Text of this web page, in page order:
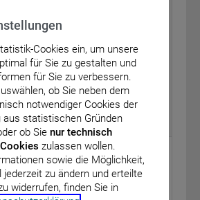
(SGB V) –
bei schwerem refraktärem
bei Kindern und Jugendlichen
<18 Jahren)
B3
für Verkehr und digitale
minimis-Beihilfe zur
Cookies ein, um unsere
für Sie zu gestalten und
für Sie zu verbessern.
ob Sie neben dem
notwendiger Cookies der
aus statistischen Gründen
ob Sie nur technisch
zulassen wollen.
sowie die Möglichkeit,
jederzeit zu ändern und erteilte
widerrufen, finden Sie in